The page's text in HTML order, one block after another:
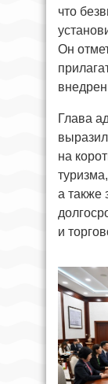
что
Он
Глава
на
а также
и